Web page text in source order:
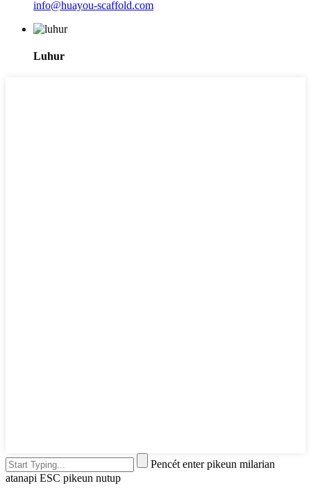
info@huayou-scaffold.com
Luhur
Pencét enter pikeun milarian
atanapi ESC pikeun nutup